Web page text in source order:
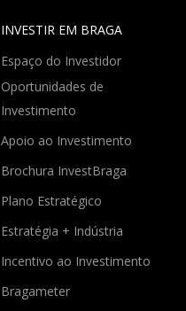
INVESTIR EM BRAGA
Espaço do Investidor
Oportunidades de
Investimento
Apoio ao Investimento
Brochura InvestBraga
Plano Estratégico
Estratégia + Indústria
Incentivo ao Investimento
Bragameter